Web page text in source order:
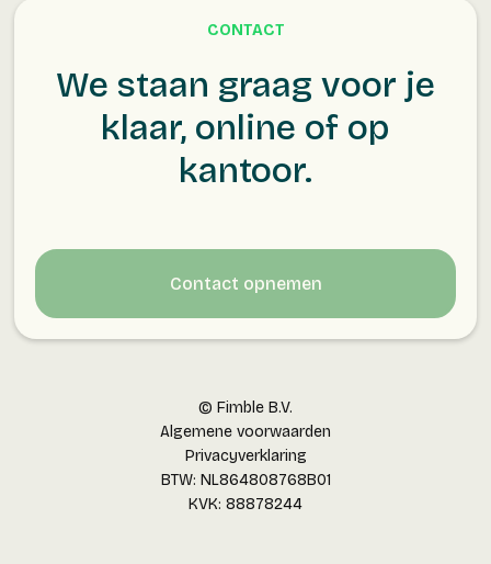
CONTACT
We staan graag voor je
klaar, online of op
kantoor.
Contact opnemen
© Fimble B.V.
Algemene voorwaarden
Privacyverklaring
BTW: NL864808768B01
KVK: 88878244